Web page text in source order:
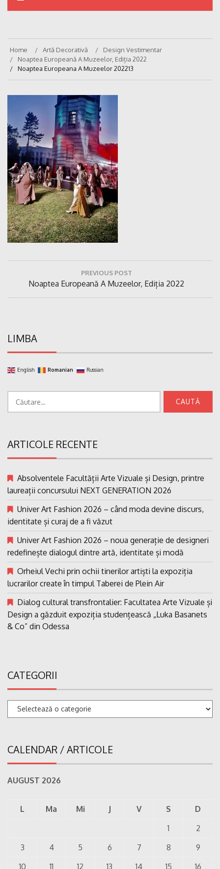
Home Artă Decorativă
Design Vestimentar
Noaptea Europeană A Muzeelor, Ediția 2022
Noaptea Europeana A Muzeelor 202213
articole
PREVIOUS POST
Previous
Post:
Noaptea Europeană A Muzeelor, Ediția 2022
LIMBA
English Romanian Russian
ARTICOLE RECENTE
Absolventele Facultății Arte Vizuale și Design, printre
laureații concursului NEXT GENERATION 2026
Univer Art Fashion 2026 – când moda devine discurs,
identitate și curaj de a fi văzut
Univer Art Fashion 2026 – noua generație de designeri
redefinește dialogul dintre artă, identitate și modă
Orheiul Vechi prin ochii tinerilor artiști la expoziția
lucrarilor create în timpul Taberei de Plein Air
Dialog cultural transfrontalier: Facultatea Arte Vizuale și
Design a găzduit expoziția studențească „Luka Basanets
& Co” din Odessa
CATEGORII
Categorii
CALENDAR / ARTICOLE
AUGUST 2026
L Ma Mi J V S
D
1
2
3
4 5 6 7 8
9
10
11 12 13 14 15
16